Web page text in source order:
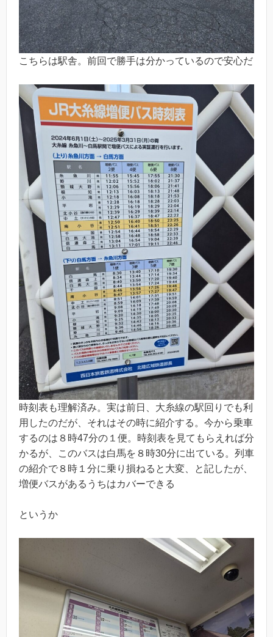
こちらは駅舎。前回で勝手は分かっているので安心だ
時刻表も理解済み。実は前日、大糸線の駅回りでも利
用したのだが、それはその時に紹介する。今から乗車
するのは８時47分の１便。時刻表を見てもらえれば分
かるが、このバスは白馬を８時30分に出ている。列車
の紹介で８時１分に乗り損ねると大変、と記したが、
増便バスがあるうちはカバーできる
というか